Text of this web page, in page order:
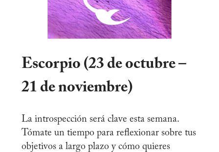
Escorpio (23 de octubre –
21 de noviembre)
La introspección será clave esta semana.
Tómate un tiempo para reflexionar sobre tus
objetivos a largo plazo y cómo quieres